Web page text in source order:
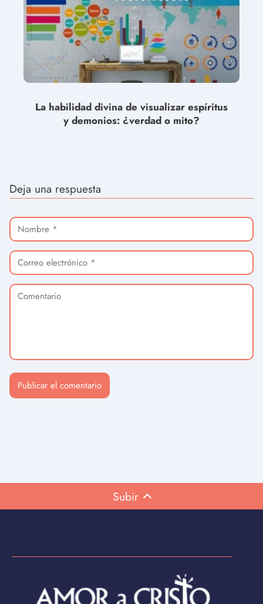
La habilidad divina de visualizar espíritus
y demonios: ¿verdad o mito?
Deja una respuesta
Subir